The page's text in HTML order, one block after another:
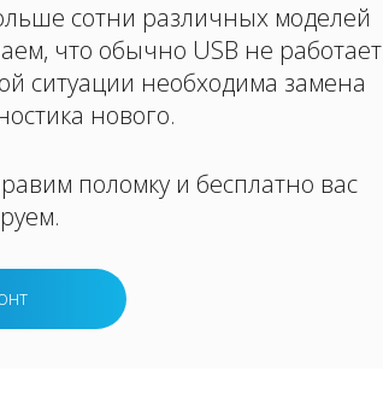
сотни различных моделей
что обычно USB не работает
ситуации необходима замена
нового.
поломку и бесплатно вас